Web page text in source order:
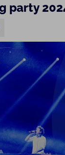
party